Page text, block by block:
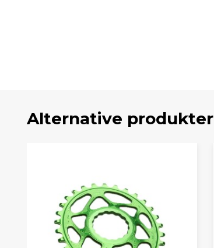
Alternative produkter